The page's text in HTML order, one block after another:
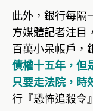
此外，銀行每隔
方媒體記者注目
百萬小呆帳戶，
債權十五年，但
只要走法院，時
行『恐怖追殺令